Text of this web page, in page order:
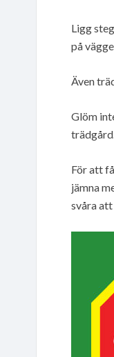
Ligg
på
Även
Glöm
För att
jämna
svåra